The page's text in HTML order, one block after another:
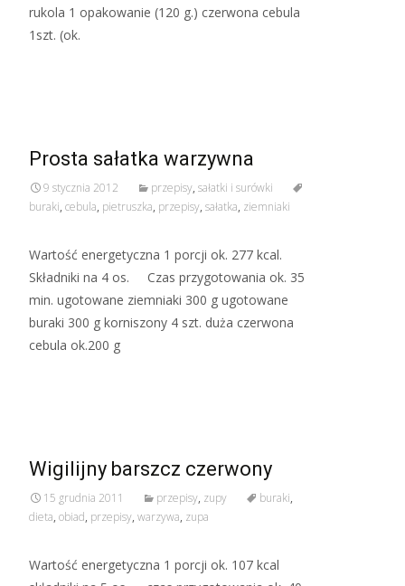
rukola 1 opakowanie (120 g.) czerwona cebula
1szt. (ok.
Prosta sałatka warzywna
9 stycznia 2012 przepisy, sałatki i surówki
buraki, cebula, pietruszka, przepisy, sałatka, ziemniaki
Wartość energetyczna 1 porcji ok. 277 kcal.
Składniki na 4 os. Czas przygotowania ok. 35
min. ugotowane ziemniaki 300 g ugotowane
buraki 300 g korniszony 4 szt. duża czerwona
cebula ok.200 g
Wigilijny barszcz czerwony
15 grudnia 2011 przepisy, zupy buraki,
dieta, obiad, przepisy, warzywa, zupa
Wartość energetyczna 1 porcji ok. 107 kcal